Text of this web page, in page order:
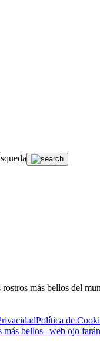
más bellos del
Política de